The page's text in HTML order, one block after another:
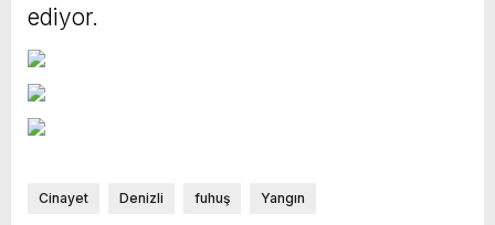
ediyor.
Cinayet Denizli fuhuş Yangın